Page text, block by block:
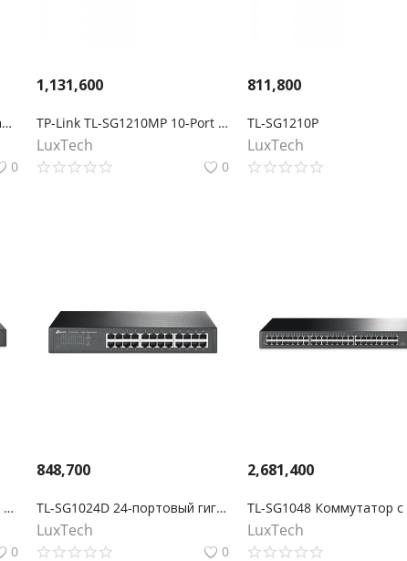
TP-Link TL-SL1218MP Неуправляемый коммутатор PoE+ на 16 портов 10/100 Мбит/с и 2 гигабитных порта
0
1,131,600
TP-Link TL-SG1210MP 10-Port Гигабитный коммутатор для настольных ПК с 8-Port PoE +
LuxTech
0
811,800
TL-SG1210P
LuxTech
TL-SG1024 Коммутатор с 24 гигабитными портами для размещения в стойке
0
848,700
TL-SG1024D 24-портовый гигабитный настольный/монтируемый в стойку коммутатор
LuxTech
0
2,681,400
LuxTech